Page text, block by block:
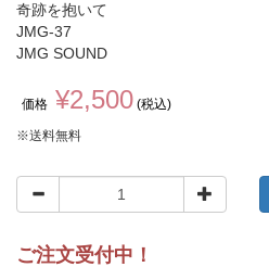
奇跡を抱いて
JMG-37
JMG SOUND
価格 ¥2,500 (税込)
※送料無料
ご注文受付中！